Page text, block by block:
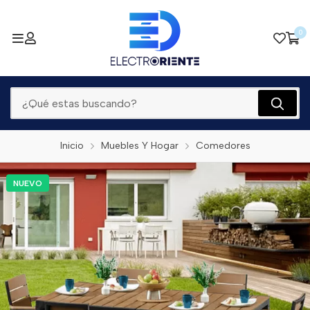
0
Inicio Muebles Y Hogar Comedores
NUEVO